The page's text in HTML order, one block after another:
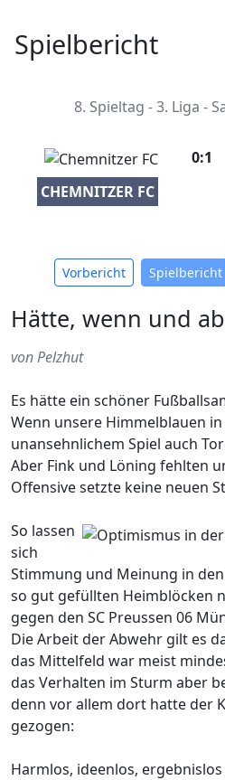
Spielbericht
8. Spieltag - 3. Liga -
CHEMNITZER FC
0:1
Vorbericht Spielbericht
Hätte, wenn und
von Pelzhut
Es hätte ein schöner
Wenn unsere Himmelblauen
unansehnlichem Spiel auch
Aber Fink und Löning fehlten
Offensive setzte keine neuen
So lassen
sich
Stimmung und Meinung in
so gut gefüllten Heimblöcken
gegen den SC Preussen 06
Die Arbeit der Abwehr gilt es
das Mittelfeld war meist
das Verhalten im Sturm aber
denn vor allem dort hatte der
gezogen:
Harmlos, ideenlos,